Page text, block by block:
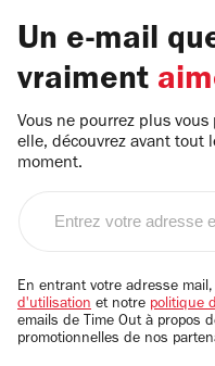
Un e-mail
vraiment
Vous ne pourrez plus vous
elle, découvrez avant tout
moment.
email
En entrant votre adresse
d'utilisation et notre politique
emails de Time Out à propos
promotionnelles de nos